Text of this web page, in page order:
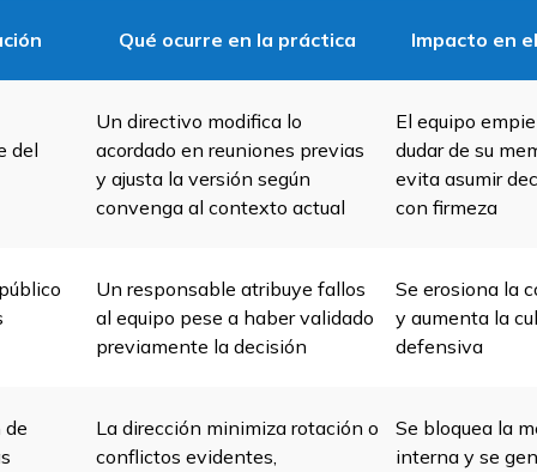
Qué ocurre en la práctica Impacto en
del
Un directivo modifica lo
acordado en reuniones previas
y ajusta la versión según
convenga al contexto actual
El equipo
dudar de su
evita asumir
con firmeza
Un responsable atribuye fallos
al equipo pese a haber validado
previamente la decisión
Se erosiona la
y aumenta la
defensiva
de
La dirección minimiza rotación o
conflictos evidentes,
Se bloquea la
interna y se